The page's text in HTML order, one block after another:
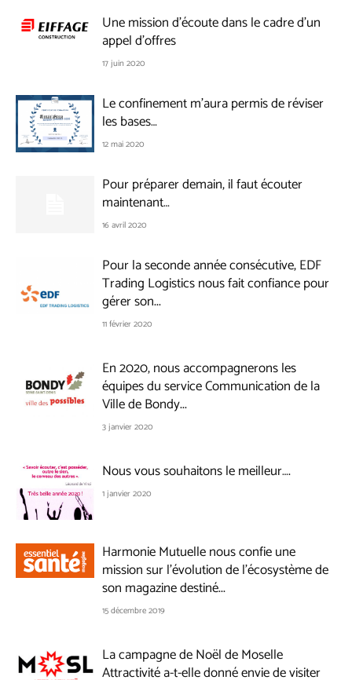
Une mission d’écoute dans le cadre d’un
appel d’offres
17 juin 2020
Le confinement m’aura permis de réviser
les bases…
12 mai 2020
Pour préparer demain, il faut écouter
maintenant…
16 avril 2020
Pour la seconde année consécutive, EDF
Trading Logistics nous fait confiance pour
gérer son...
11 février 2020
En 2020, nous accompagnerons les
équipes du service Communication de la
Ville de Bondy...
3 janvier 2020
Nous vous souhaitons le meilleur….
1 janvier 2020
Harmonie Mutuelle nous confie une
mission sur l’évolution de l’écosystème de
son magazine destiné...
15 décembre 2019
La campagne de Noël de Moselle
Attractivité a-t-elle donné envie de visiter